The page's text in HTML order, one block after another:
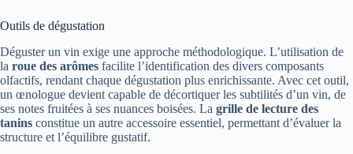
Outils de dégustation
Déguster un vin exige une approche méthodologique. L’utilisation de
la roue des arômes facilite l’identification des divers composants
olfactifs, rendant chaque dégustation plus enrichissante. Avec cet outil,
un œnologue devient capable de décortiquer les subtilités d’un vin, de
ses notes fruitées à ses nuances boisées. La grille de lecture des
tanins constitue un autre accessoire essentiel, permettant d’évaluer la
structure et l’équilibre gustatif.